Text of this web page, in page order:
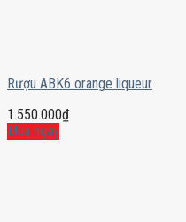
Rượu ABK6 orange liqueur
1.550.000₫
Mua ngay